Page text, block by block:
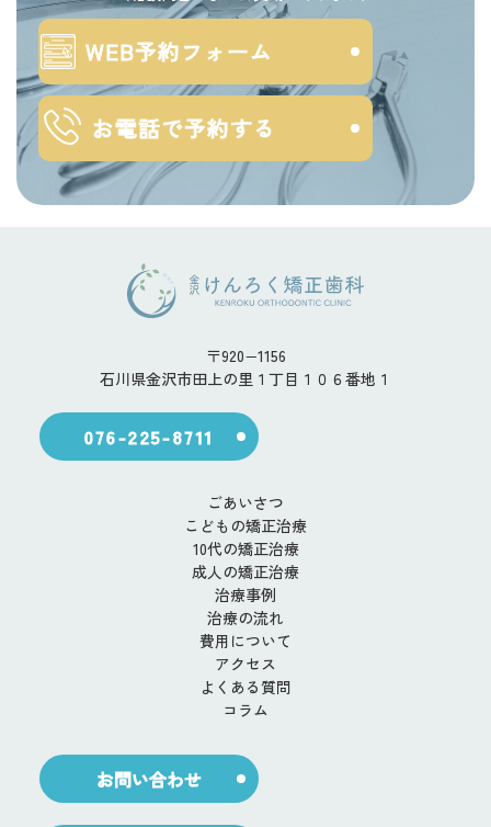
WEB予約フォーム
お電話で予約する
〒920−1156
石川県金沢市田上の里１丁目１０６番地１
076-225-8711
ごあいさつ
こどもの矯正治療
10代の矯正治療
成人の矯正治療
治療事例
治療の流れ
費用について
アクセス
よくある質問
コラム
お問い合わせ